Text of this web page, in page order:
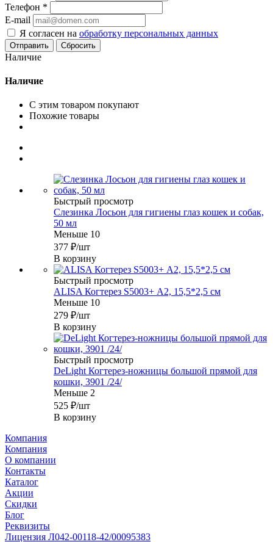
Телефон *
E-mail
Я согласен на обработку персональных данных
Сбросить
Наличие
Наличие
С этим товаром покупают
Похожие товары
Быстрый просмотр
Слезинка Лосьон для гигиены глаз кошек и собак,
50 мл
Меньше 10
377 ₽/шт
В корзину
Быстрый просмотр
ALISA Когтерез S5003+ А2, 15,5*2,5 см
Меньше 10
279 ₽/шт
В корзину
Быстрый просмотр
DeLight Когтерез-ножницы большой прямой для
кошки, 3901 /24/
Меньше 2
525 ₽/шт
В корзину
Компания
Компания
О компании
Контакты
Каталог
Акции
Скидки
Блог
Реквизиты
Лицензия Л042-00118-42/00095383